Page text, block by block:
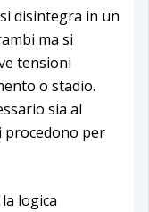
disintegra in un
ma si
tensioni
o stadio.
sia al
procedono per
logica